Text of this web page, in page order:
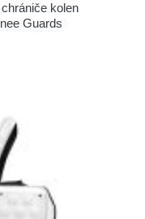
kolen
Guards